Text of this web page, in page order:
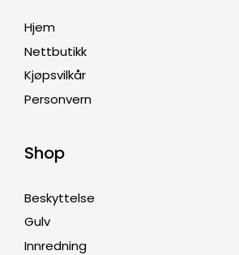
Hjem
Nettbutikk
Kjøpsvilkår
Personvern
Shop
Beskyttelse
Gulv
Innredning